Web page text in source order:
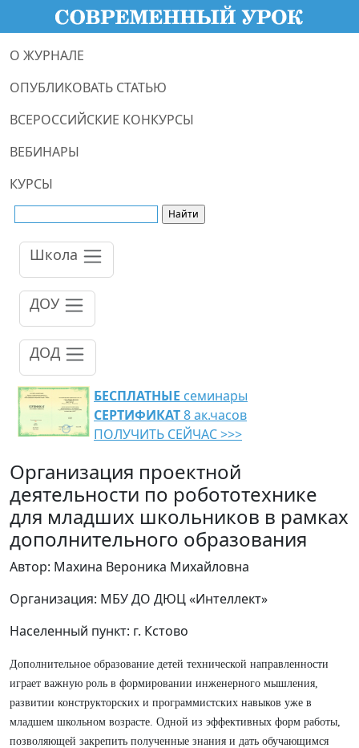
О ЖУРНАЛЕ
ОПУБЛИКОВАТЬ СТАТЬЮ
ВСЕРОССИЙСКИЕ КОНКУРСЫ
ВЕБИНАРЫ
КУРСЫ
Школа
ДОУ
ДОД
БЕСПЛАТНЫЕ семинары
СЕРТИФИКАТ8 ак.часов
ПОЛУЧИТЬ СЕЙЧАС >>>
Организация проектной
деятельности по робототехнике
для младших школьников в рамках
дополнительного образования
Автор: Махина Вероника Михайловна
Организация: МБУ ДО ДЮЦ «Интеллект»
Населенный пункт: г. Кстово
Дополнительное образование детей технической направленности
играет важную роль в формировании инженерного мышления,
развитии конструкторских и программистских навыков уже в
младшем школьном возрасте. Одной из эффективных форм работы,
позволяющей закрепить полученные знания и дать обучающимся